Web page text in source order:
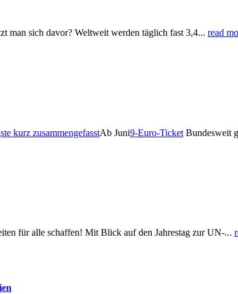
man sich davor? Weltweit werden täglich fast 3,4... read
kurz zusammengefasstAb Juni9-Euro-Ticket Bundesweit
für alle schaffen! Mit Blick auf den Jahrestag zur UN-...